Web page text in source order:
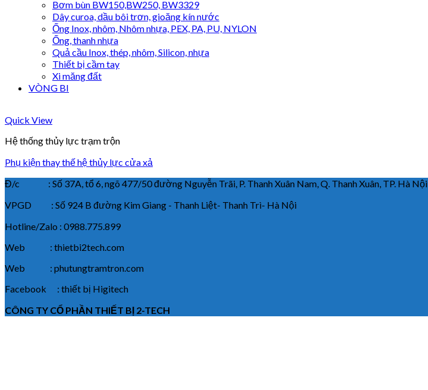
Bơm bùn BW150,BW250, BW3329
Dây curoa, dầu bôi trơn, gioăng kín nước
Ống Inox, nhôm, Nhôm nhựa, PEX, PA, PU, NYLON
Ống, thanh nhựa
Quả cầu Inox, thép, nhôm, Silicon, nhựa
Thiết bị cầm tay
Xi măng đất
VÒNG BI
Quick View
Hệ thống thủy lực trạm trộn
Phụ kiện thay thế hệ thủy lực cửa xả
Đ/c : Số 37A, tổ 6, ngõ 477/50 đường Nguyễn Trãi, P. Thanh Xuân Nam, Q. Thanh Xuân, TP. Hà Nội
VPGD : Số 924 B đường Kim Giang - Thanh Liệt- Thanh Trì- Hà Nội
Hotline/Zalo : 0988.775.899
Web : thietbi2tech.com
Web : phutungtramtron.com
Facebook : thiết bị Higitech
CÔNG TY CỔ PHẦN THIẾT BỊ 2-TECH